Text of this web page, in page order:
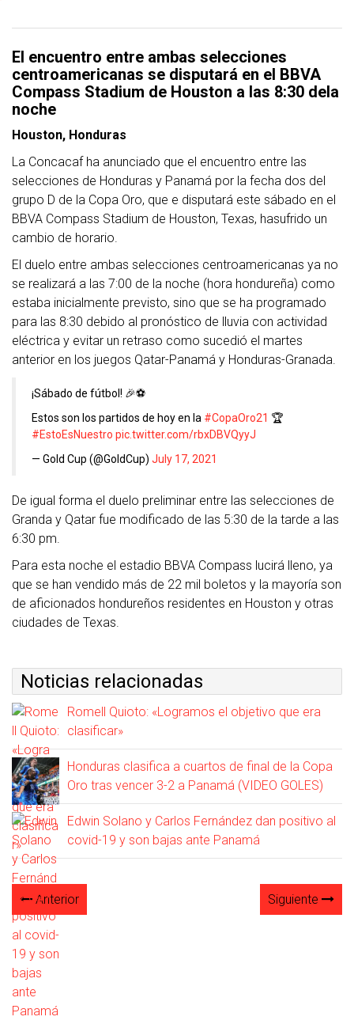
El encuentro entre ambas selecciones
centroamericanas se disputará en el BBVA
Compass Stadium de Houston a las 8:30 dela
noche
Houston, Honduras
La Concacaf ha anunciado que el encuentro entre las
selecciones de Honduras y Panamá por la fecha dos del
grupo D de la Copa Oro, que e disputará este sábado en el
BBVA Compass Stadium de Houston, Texas, hasufrido un
cambio de horario.
El duelo entre ambas selecciones centroamericanas ya no
se realizará a las 7:00 de la noche (hora hondureña) como
estaba inicialmente previsto, sino que se ha programado
para las 8:30 debido al pronóstico de lluvia con actividad
eléctrica y evitar un retraso como sucedió el martes
anterior en los juegos Qatar-Panamá y Honduras-Granada.
¡Sábado de fútbol! 🎉⚽
Estos son los partidos de hoy en la #CopaOro21 🏆
#EstoEsNuestro pic.twitter.com/rbxDBVQyyJ
— Gold Cup (@GoldCup) July 17, 2021
De igual forma el duelo preliminar entre las selecciones de
Granda y Qatar fue modificado de las 5:30 de la tarde a las
6:30 pm.
Para esta noche el estadio BBVA Compass lucirá lleno, ya
que se han vendido más de 22 mil boletos y la mayoría son
de aficionados hondureños residentes en Houston y otras
ciudades de Texas.
Noticias relacionadas
Romell Quioto: «Logramos el objetivo que era
clasificar»
Honduras clasifica a cuartos de final de la Copa
Oro tras vencer 3-2 a Panamá (VIDEO GOLES)
Edwin Solano y Carlos Fernández dan positivo al
covid-19 y son bajas ante Panamá
Anterior Siguiente